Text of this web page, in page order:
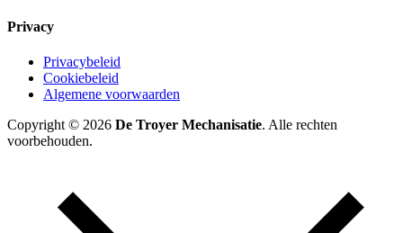
Privacy
Privacybeleid
Cookiebeleid
Algemene voorwaarden
Copyright © 2026 De Troyer Mechanisatie. Alle rechten
voorbehouden.